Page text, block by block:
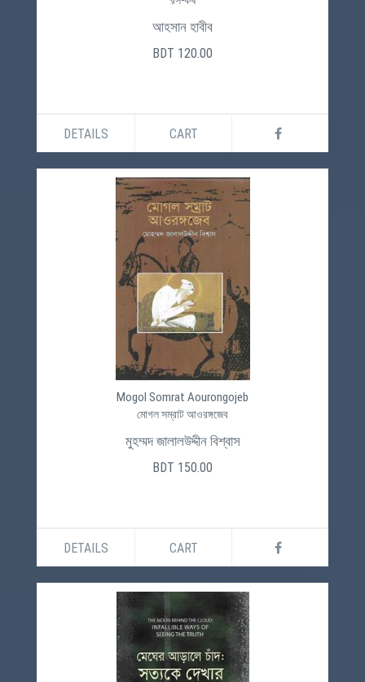
আহসান হাবীব
BDT 120.00
DETAILS CART
Mogol Somrat Aourongojeb
মোগল সম্রাট আওরঙ্গজেব
মুহম্মদ জালালউদ্দীন বিশ্বাস
BDT 150.00
DETAILS CART